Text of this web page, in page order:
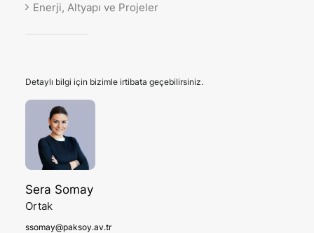
Enerji, Altyapı ve Projeler
Detaylı bilgi için bizimle irtibata geçebilirsiniz.
Sera Somay
Ortak
ssomay@paksoy.av.tr